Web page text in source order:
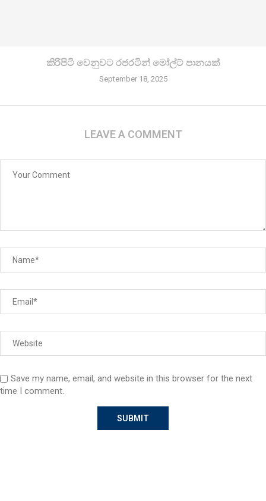
කිරි­පිටි වෙනු­වට රජ­ර­ටින් මෝල්ට් පානයක්
September 18, 2025
LEAVE A COMMENT
Save my name, email, and website in this browser for the next
time I comment.